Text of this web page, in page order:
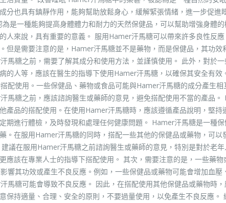
分也具有鎮靜作用，能夠幫助放鬆身心，緩解緊張情緒，進一步促進
是一種能夠提高身體體力和耐力的天然保健品，可以幫助增強身體
人來說，具有重要的意義。 服用Hamer汗馬糖可以帶來許多良性反
但是需要注意的是，Hamer汗馬糖並不是藥物，而是保健品，其功效
馬糖之前，需要了解其成分和使用方法，並謹慎使用。 此外，對於
的人等，應該在醫生的指導下使用Hamer汗馬糖，以確保其安全有效
配使用。一些保健品、藥物或食品可能與Hamer汗馬糖的成分產生相
馬糖之前，應該諮詢醫生或藥師的意見，避免搭配使用不當的產品。
產品的搭配使用。在使用Hamer汗馬糖時，應該遵循產品說明，堅持
期進行體檢，及時發現和處理任何健康問題。 Hamer汗馬糖是一種
。在服用Hamer汗馬糖的同時，搭配一些其他的保健品或藥物，可以
議在服用Hamer汗馬糖之前諮詢醫生或藥師的意見，特別是對於老
應該在專業人士的指導下搭配使用。 其次，需要注意的是，一些藥
響其功效或產生不良反應。例如，一些保健品或藥物可能會增加血壓
馬糖可能會導致不良反應。 因此，在搭配使用其他保健品或藥物時
保持適量、合理、安全的原則，不要過量使用，以免產生不良反應。